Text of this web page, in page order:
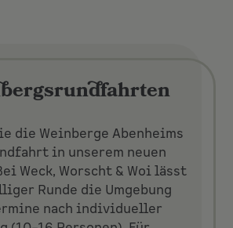
die Weinberge Abenheims
in unserem neuen
Weck, Worscht & Woi lässt
Runde die Umgebung
nach individueller